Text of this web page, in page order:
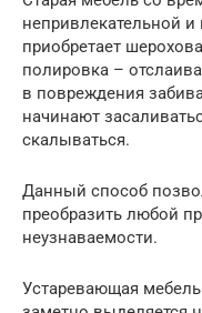
непривлекательной и
приобретает
полировка –
в повреждения
начинают
скалываться.
Данный способ
преобразить любой
неузнаваемости.
Устаревающая